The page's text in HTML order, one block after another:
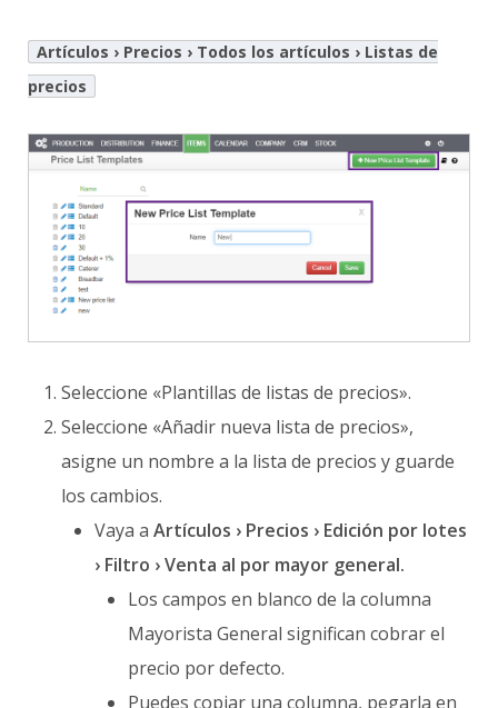
Artículos › Precios › Todos los artículos › Listas de
precios
Seleccione «Plantillas de listas de precios».
Seleccione «Añadir nueva lista de precios»,
asigne un nombre a la lista de precios y guarde
los cambios.
Vaya a Artículos › Precios › Edición por lotes
› Filtro › Venta al por mayor general.
Los campos en blanco de la columna
Mayorista General significan cobrar el
precio por defecto.
Puedes copiar una columna, pegarla en